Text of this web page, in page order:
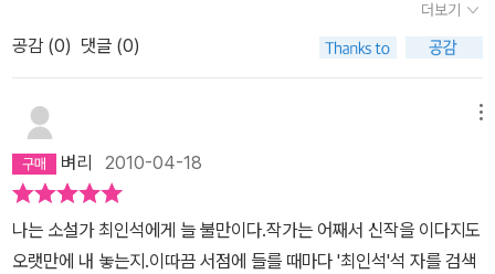
후반부까지이어지기 때문에 뒷부분에 가서는 결말부분은 빠르게 전
개된다.성준이와 윤지는 자기들 수준에서 순수하고 싶으나 현실은 아
니었다.성준이 마지막에 부모님의 입장,선생님의 입장에서 생각해보
며,진실은 하나가 아니라는 것을 알게 되며 성장한다.약탈의 공간은
는 공간이다. 어른의 위선을 변명하지 않고, 청소년의 눈에 보이는 어
른들을 인정하며 쓴 괜찮은 책이다.그리고 청소년을 생각하며 겸손한
자세로 가르치려 하지 않았다.주인공이 청소년이면 청소년 소설일
더보기
공감 (0) 댓글 (0)
벼리 2010-04-18
나는 소설가 최인석에게 늘 불만이다.작가는 어째서 신작을 이다지도
오랫만에 내 놓는지.이따끔 서점에 들를 때마다 '최인석'석 자를 검색